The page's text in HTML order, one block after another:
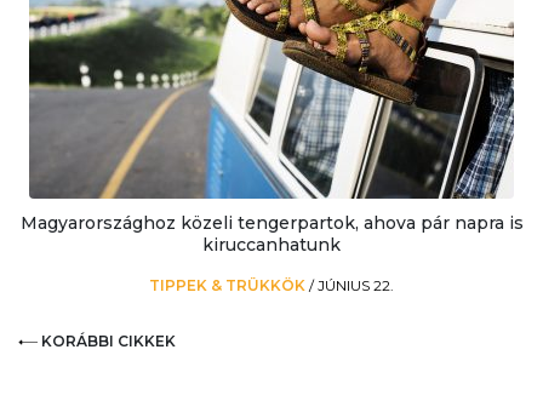
Magyarországhoz közeli tengerpartok, ahova pár napra is
kiruccanhatunk
TIPPEK & TRÜKKÖK /JÚNIUS 22.
KORÁBBI CIKKEK